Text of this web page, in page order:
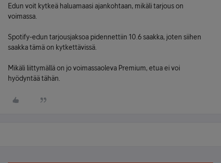
Edun voit kytkeä haluamaasi ajankohtaan, mikäli tarjous on
voimassa.
Spotify-edun tarjousjaksoa pidennettiin 10.6 saakka, joten siihen
saakka tämä on kytkettävissä.
Mikäli liittymällä on jo voimassaoleva Premium, etua ei voi
hyödyntää tähän.